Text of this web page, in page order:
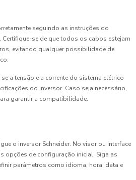
seguindo as instruções do
Certifique-se de que todos os cabos estejam
evitando qualquer possibilidade de
a tensão e a corrente do sistema elétrico
do inversor. Caso seja necessário,
garantir a compatibilidade.
o inversor Schneider. No visor ou interface
opções de configuração inicial. Siga as
parâmetros como idioma, hora, data e